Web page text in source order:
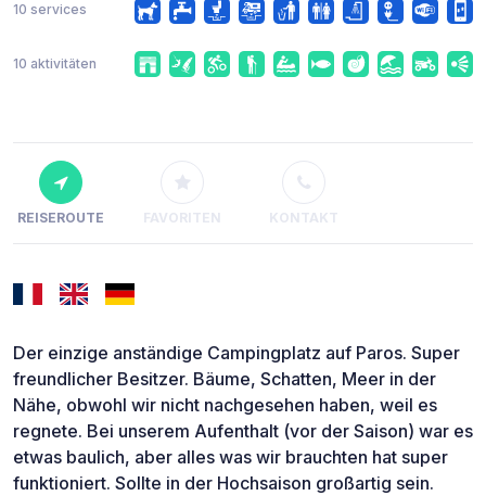
10 services
10 aktivitäten
REISEROUTE FAVORITEN KONTAKT
Der einzige anständige Campingplatz auf Paros. Super
freundlicher Besitzer. Bäume, Schatten, Meer in der
Nähe, obwohl wir nicht nachgesehen haben, weil es
regnete. Bei unserem Aufenthalt (vor der Saison) war es
etwas baulich, aber alles was wir brauchten hat super
funktioniert. Sollte in der Hochsaison großartig sein.